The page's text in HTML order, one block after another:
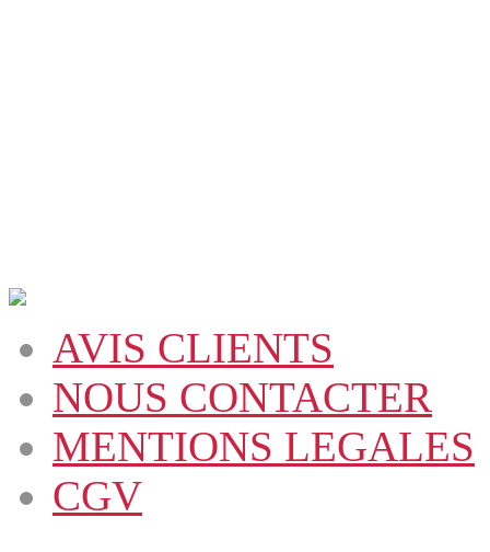
AVIS CLIENTS
NOUS CONTACTER
MENTIONS LEGALES
CGV